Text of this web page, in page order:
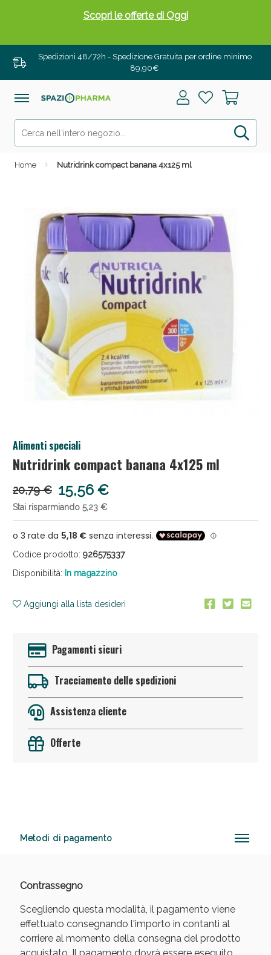
Spedizioni 48/72h - Spedizione Gratuita per ordine minimo
89,90€
Home Nutridrink compact banana 4x125 ml
Alimenti speciali
Nutridrink compact banana 4x125 ml
20,79 € 15,56 €
Stai risparmiando 5,23 €
Codice prodotto: 926575337
Disponibilità: In magazzino
Aggiungi alla lista desideri
Pagamenti sicuri
Tracciamento delle spedizioni
Assistenza cliente
Offerte
Metodi di pagamento
Contrassegno
Scegliendo questa modalità, il pagamento viene
effettuato consegnando l'importo in contanti al
corriere al momento della consegna del prodotto
Scopri le offerte di Oggi
Drenanti e Pancia Piatta: Sconti fino al 55% validi
solo per OGGI!
Salini e Multivitaminici: oggi Sconto extra fino al
Anticellulite e Fanghi: Sconto fino al 40% valido
oggi!